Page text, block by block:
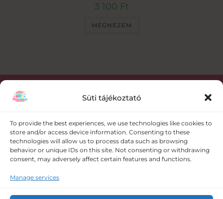
Süti tájékoztató
To provide the best experiences, we use technologies like cookies to
store and/or access device information. Consenting to these
technologies will allow us to process data such as browsing
behavior or unique IDs on this site. Not consenting or withdrawing
consent, may adversely affect certain features and functions.
Manage services
3 100 Ft
MEGNÉZEM
+36 30 358 0986
meseruhazat@gmail.com